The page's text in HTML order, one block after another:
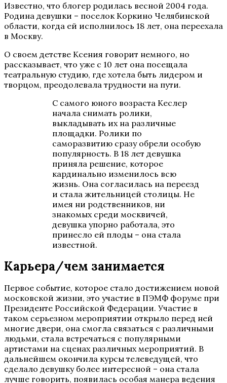
Известно, что блогер родилась весной 2004 года.
Родина девушки – поселок Коркино Челябинской
области, когда ей исполнилось 18 лет, она переехала
в Москву.
О своем детстве Ксения говорит немного, но
рассказывает, что уже с 10 лет она посещала
театральную студию, где хотела быть лидером и
творцом, преодолевала трудности на пути.
С самого юного возраста Кеслер
начала снимать ролики,
выкладывать их на различные
площадки. Ролики по
саморазвитию сразу обрели особую
популярность. В 18 лет девушка
приняла решение, которое
кардинально изменилось всю
жизнь. Она согласилась на переезд
и стала жительницей столицы. Не
имея ни родственников, ни
знакомых среди москвичей,
девушка упорно работала, это
принесло ей плоды – она стала
известной.
Карьера/чем занимается
Первое событие, которое стало достижением новой
московской жизни, это участие в ПЭМФ форуме при
Президенте Российской Федерации. Участие в
таком серьезном мероприятии открыло перед ней
многие двери, она смогла связаться с различными
людьми, стала встречаться с популярными
артистами на сценах различных мероприятий. В
дальнейшем окончила курсы телеведущей, что
сделало девушку более интересной – она стала
лучше говорить, появилась особая манера ведения